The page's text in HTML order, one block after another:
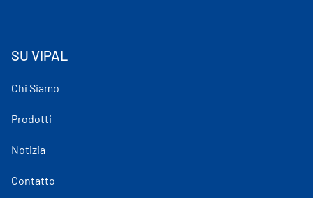
SU VIPAL
Chi Siamo
Prodotti
Notizia
Contatto